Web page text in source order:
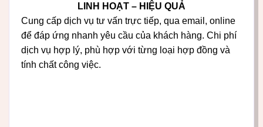
LINH HOẠT – HIỆU QUẢ
Cung cấp dịch vụ tư vấn trực tiếp, qua email, online
để đáp ứng nhanh yêu cầu của khách hàng. Chi phí
dịch vụ hợp lý, phù hợp với từng loại hợp đồng và
tính chất công việc.